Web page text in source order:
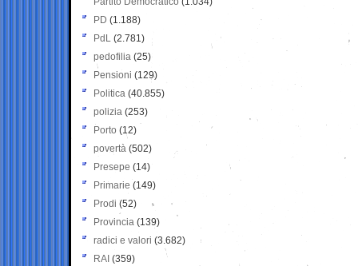
PD (1.188)
PdL (2.781)
pedofilia (25)
Pensioni (129)
Politica (40.855)
polizia (253)
Porto (12)
povertà (502)
Presepe (14)
Primarie (149)
Prodi (52)
Provincia (139)
radici e valori (3.682)
RAI (359)